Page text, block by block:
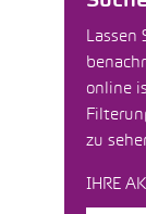
Lassen
online
zu
IHRE